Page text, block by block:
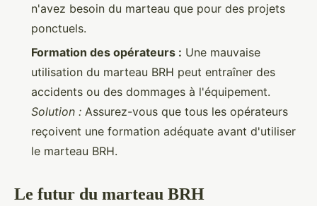
n'avez besoin du marteau que pour des projets
ponctuels.
Formation des opérateurs : Une mauvaise
utilisation du marteau BRH peut entraîner des
accidents ou des dommages à l'équipement.
Solution : Assurez-vous que tous les opérateurs
reçoivent une formation adéquate avant d'utiliser
le marteau BRH.
Le futur du marteau BRH